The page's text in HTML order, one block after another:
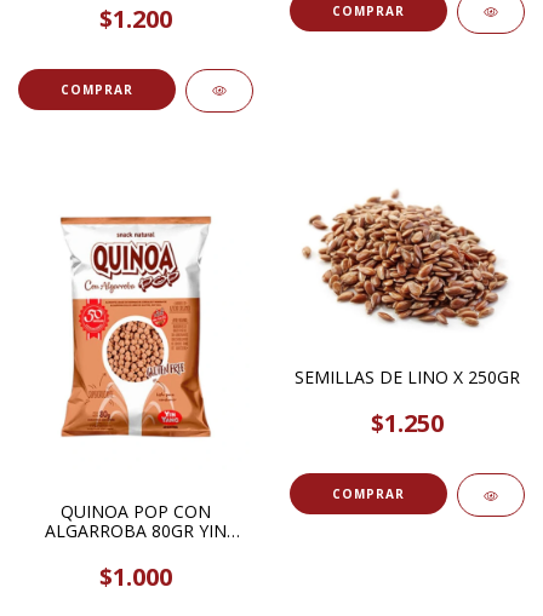
$1.200 COMPRAR
QUINOA POP CON
ALGARROBA 80GR YIN
$1.000
SEMILLAS DE LINO X 250GR
$1.250
COMPRAR